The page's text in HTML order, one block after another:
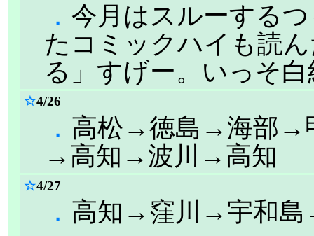
． 今月はスルーする
たコミックハイも読
る」すげー。いっそ
☆4/26
． 高松→徳島→海部→
→高知→波川→高知
☆4/27
． 高知→窪川→宇和